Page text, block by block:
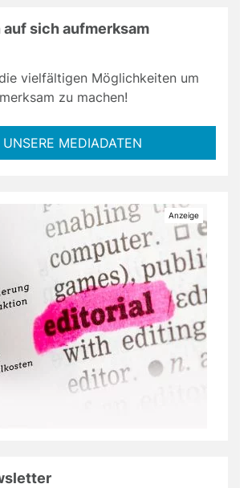
auf sich aufmerksam
vielfältigen Möglichkeiten um
zu machen!
UNSERE MEDIADATEN